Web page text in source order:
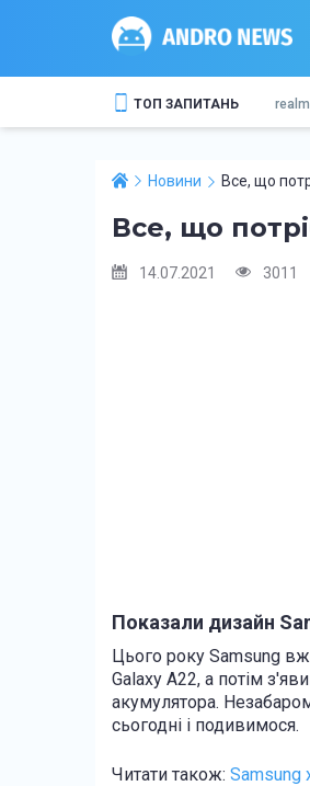
ТОП ЗАПИТАНЬ
Новини Все, що
Все, що
14.07.2021 3011
Показали дизайн
Цього року Samsung
Galaxy A22, а потім
акумулятора.
сьогодні і подивимося.
Читати також: Samsung